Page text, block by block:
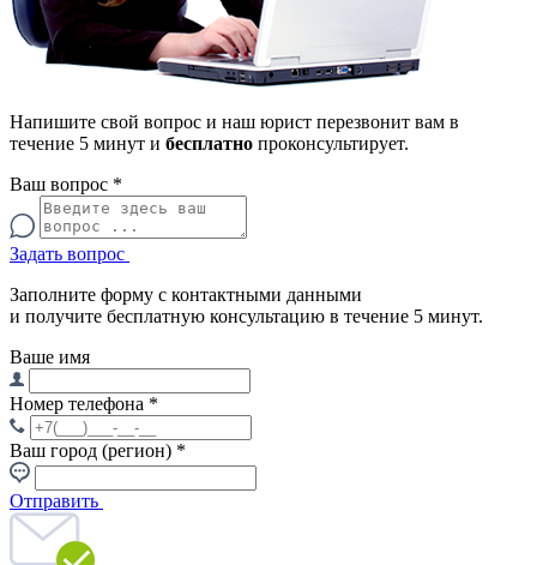
Напишите свой вопрос и наш юрист перезвонит вам в
течение 5 минут и бесплатно проконсультирует.
Ваш вопрос *
Задать вопрос
Заполните форму с контактными данными
и получите бесплатную консультацию в течение 5 минут.
Ваше имя
Номер телефона *
Ваш город (регион) *
Отправить